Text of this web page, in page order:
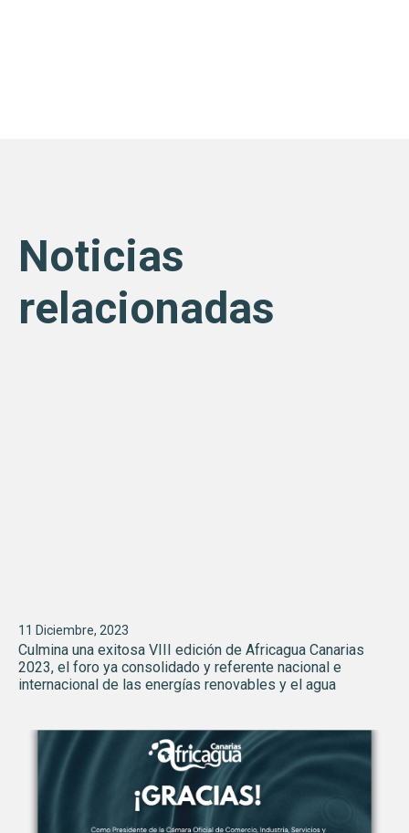
Noticias
relacionadas
11 Diciembre, 2023
Culmina una exitosa VIII edición de Africagua Canarias
2023, el foro ya consolidado y referente nacional e
internacional de las energías renovables y el agua